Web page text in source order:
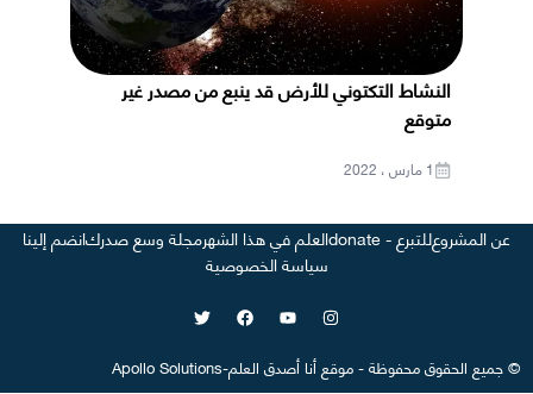
النشاط التكتوني للأرض قد ينبع من مصدر غير
متوقع
1 مارس ، 2022
عن المشروعللتبرع - donate العلم في هذا الشهرمجلة وسع صدركانضم إلينا
سياسة الخصوصية
©جميع الحقوق محفوظة-موقعأنا أصدق العلم-
Apollo Solutions